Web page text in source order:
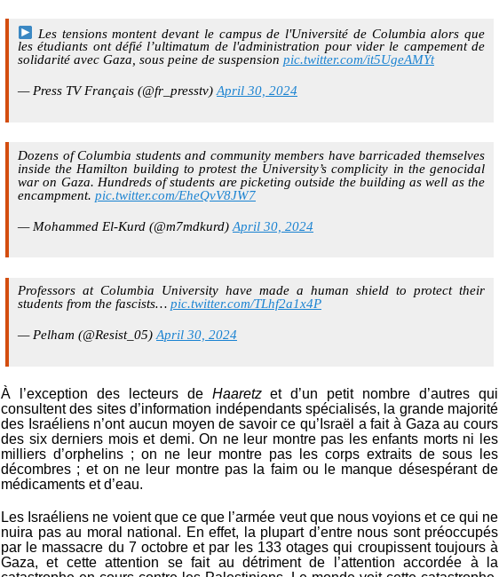
Les tensions montent devant le campus de l'Université de Columbia alors que
les étudiants ont défié l’ultimatum de l'administration pour vider le campement de
solidarité avec Gaza, sous peine de suspension pic.twitter.com/it5UgeAMYt
— Press TV Français (@fr_presstv)April 30, 2024
Dozens of Columbia students and community members have barricaded themselves
inside the Hamilton building to protest the University’s complicity in the genocidal
war on Gaza. Hundreds of students are picketing outside the building as well as the
encampment. pic.twitter.com/EheQvV8JW7
— Mohammed El-Kurd (@m7mdkurd) April 30, 2024
Professors at Columbia University have made a human shield to protect their
students from the fascists… pic.twitter.com/TLhf2a1x4P
— Pelham (@Resist_05)April 30, 2024
À l’exception des lecteurs de Haaretzet d’un petit nombre d’autres qui
consultent des sites d’information indépendants spécialisés, la grande majorité
des Israéliens n’ont aucun moyen de savoir ce qu’Israël a fait à Gaza au cours
des six derniers mois et demi. On ne leur montre pas les enfants morts ni les
milliers d’orphelins ; on ne leur montre pas les corps extraits de sous les
décombres ; et on ne leur montre pas la faim ou le manque désespérant de
médicaments et d’eau.
Les Israéliens ne voient que ce que l’armée veut que nous voyions et ce qui ne
nuira pas au moral national. En effet, la plupart d’entre nous sont préoccupés
par le massacre du 7 octobre et par les 133 otages qui croupissent toujours à
Gaza, et cette attention se fait au détriment de l’attention accordée à la